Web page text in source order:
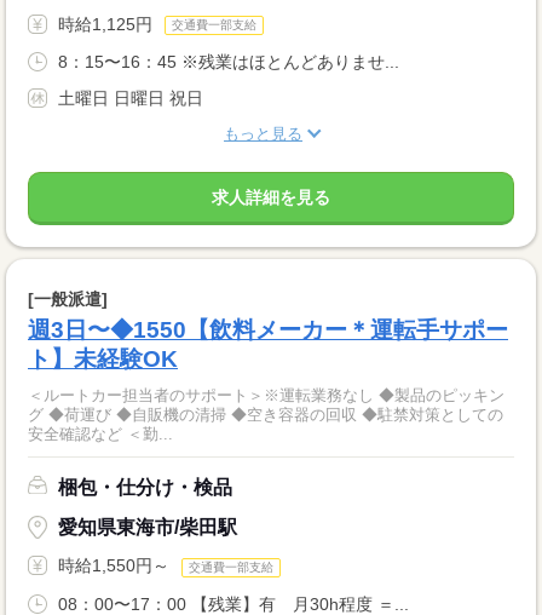
時給1,125円 交通費一部支給
8：15〜16：45 ※残業はほとんどありませ...
土曜日 日曜日 祝日
もっと見る
求人詳細を見る
[一般派遣]
週3日〜◆1550【飲料メーカー＊運転手サポー
ト】未経験OK
＜ルートカー担当者のサポート＞※運転業務なし ◆製品のピッキン
グ ◆荷運び ◆自販機の清掃 ◆空き容器の回収 ◆駐禁対策としての
安全確認など ＜勤...
梱包・仕分け・検品
愛知県東海市/柴田駅
時給1,550円～ 交通費一部支給
08：00〜17：00 【残業】有 月30h程度 ＝...